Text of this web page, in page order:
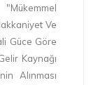
Ve
Güce Göre
Kaynağı
Alınması